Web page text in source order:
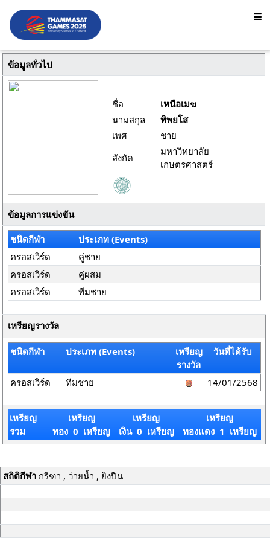
ข้อมูลทั่วไป
ชื่อ
เหนือเมฆ
นามสกุล
ทิพยโส
เพศ
ชาย
สังกัด
มหาวิทยาลัย
เกษตรศาสตร์
ข้อมูลการแข่งขัน
ชนิดกีฬา
ประเภท (Events)
ครอสเวิร์ด
คู่ชาย
ครอสเวิร์ด
คู่ผสม
ครอสเวิร์ด
ทีมชาย
เหรียญรางวัล
ชนิดกีฬา ประเภท (Events)
เหรียญ
รางวัล
วันที่ได้รับ
ครอสเวิร์ด ทีมชาย 14/01/2568
เหรียญ
รวม
เหรียญ
ทอง 0 เหรียญ
เหรียญ
เงิน 0 เหรียญ
เหรียญ
ทองแดง 1 เหรียญ
สถิติกีฬากรีฑา , ว่ายน้ำ , ยิงปืน